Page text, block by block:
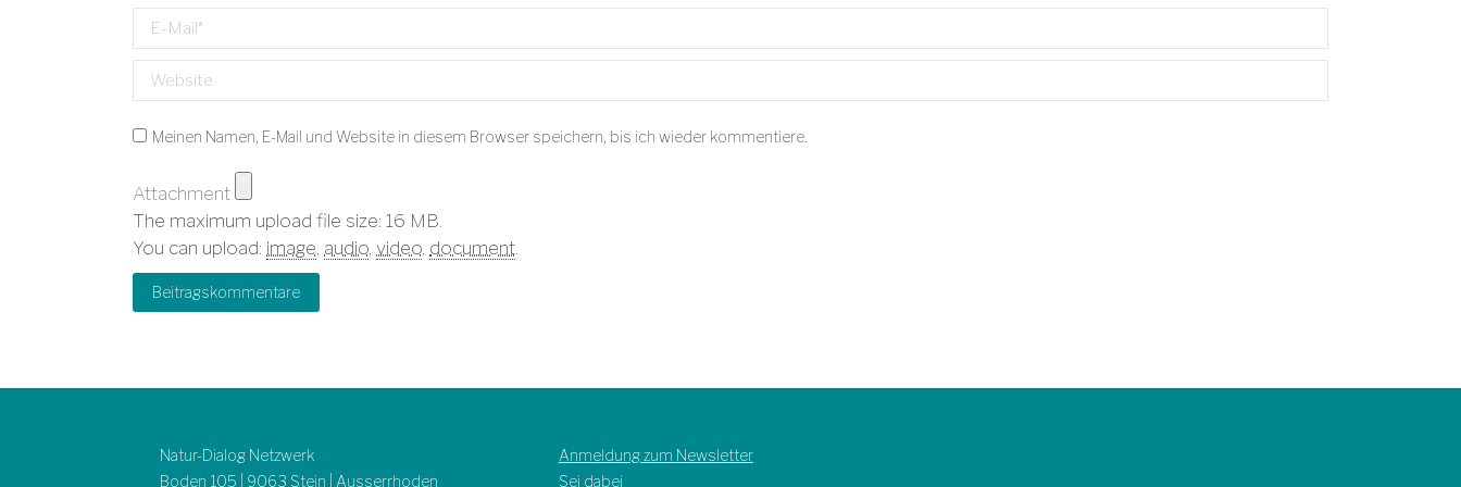
E-Mail *
Website
Meinen Namen, E-Mail und Website in diesem Browser speichern, bis ich wieder kommentiere.
Attachment
The maximum upload file size: 16 MB.
You can upload: image, audio, video, document.
Beitragskommentare
Natur-Dialog Netzwerk
Boden 105 | 9063 Stein | Ausserrhoden
Anmeldung zum Newsletter
Sei dabei